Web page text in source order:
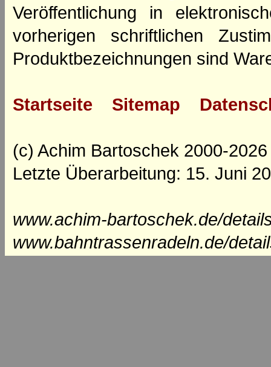
Veröffentlichung in
vorherigen schriftlichen
Produktbezeichnungen sind
Startseite Sitemap
(c) Achim Bartoschek 2000-2026
Letzte Überarbeitung: 15. Juni
www.achim-bartoschek.de/
www.bahntrassenradeln.de/